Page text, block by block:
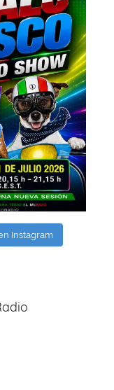
Instagram